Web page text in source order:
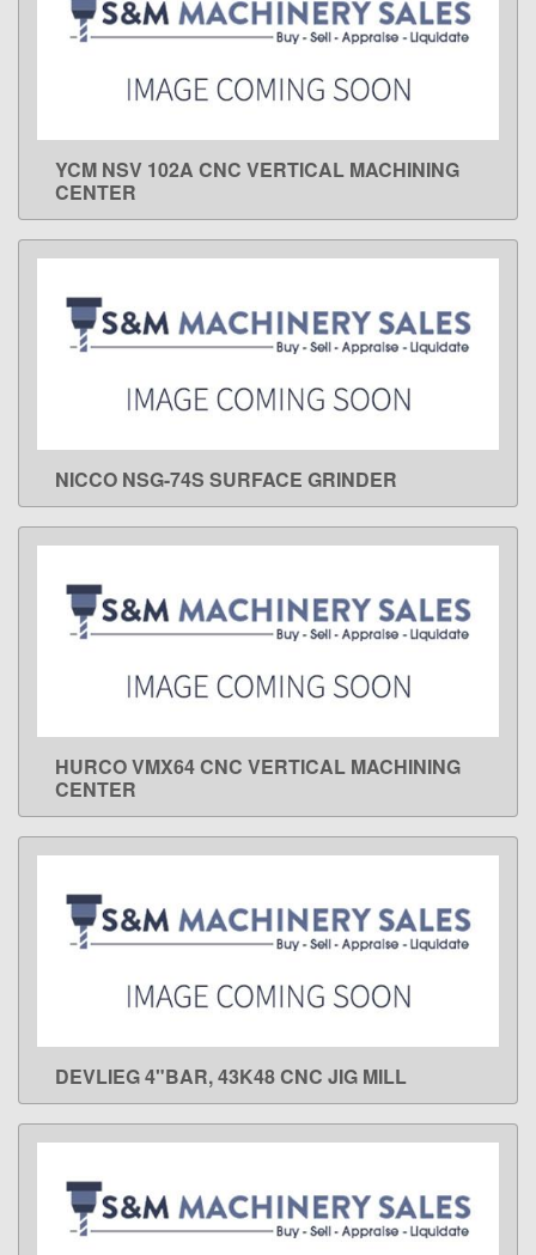
LEARN MORE
YCM NSV 102A CNC VERTICAL MACHINING
CENTER
LEARN MORE
NICCO NSG-74S SURFACE GRINDER
LEARN MORE
HURCO VMX64 CNC VERTICAL MACHINING
CENTER
LEARN MORE
DEVLIEG 4"BAR, 43K48 CNC JIG MILL